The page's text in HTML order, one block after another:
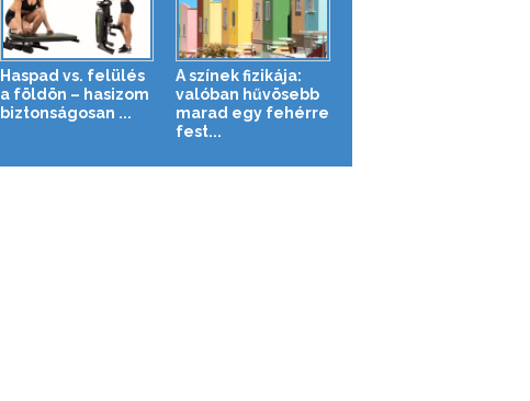
Haspad vs. felülés
a földön – hasizom
biztonságosan ...
A színek fizikája:
valóban hűvösebb
marad egy fehérre
fest...